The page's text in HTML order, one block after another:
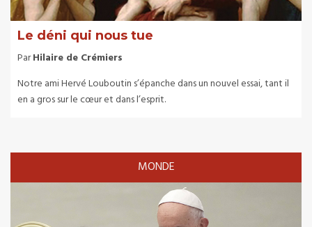
Le déni qui nous tue
ParHilaire de Crémiers
Notre ami Hervé Louboutin s’épanche dans un nouvel essai, tant il
en a gros sur le cœur et dans l’esprit.
MONDE